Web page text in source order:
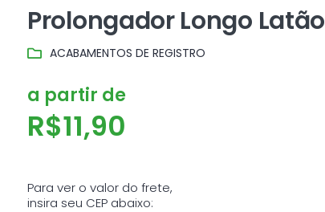
Prolongador Longo Latão
ACABAMENTOS DE REGISTRO
a partir de
R$11,90
Para ver o valor do frete,
insira seu CEP abaixo: